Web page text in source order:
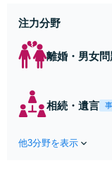
注力分野
離婚・男女問
相続・遺言
他3分野を表示